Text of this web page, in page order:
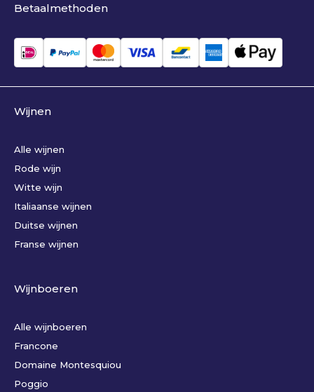
Betaalmethoden
Wijnen
Alle wijnen
Rode wijn
Witte wijn
Italiaanse wijnen
Duitse wijnen
Franse wijnen
Wijnboeren
Alle wijnboeren
Francone
Domaine Montesquiou
Poggio